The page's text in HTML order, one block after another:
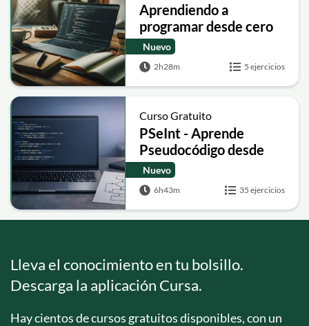
Aprendiendo a
programar desde cero
Nuevo
2h28m 5 ejercicios
Curso Gratuito
PSeInt - Aprende
Pseudocódigo desde
Cero
Nuevo
6h43m 35 ejercicios
Lleva el conocimiento en tu bolsillo.
Descarga la aplicación Cursa.
Hay cientos de cursos gratuitos disponibles, con un